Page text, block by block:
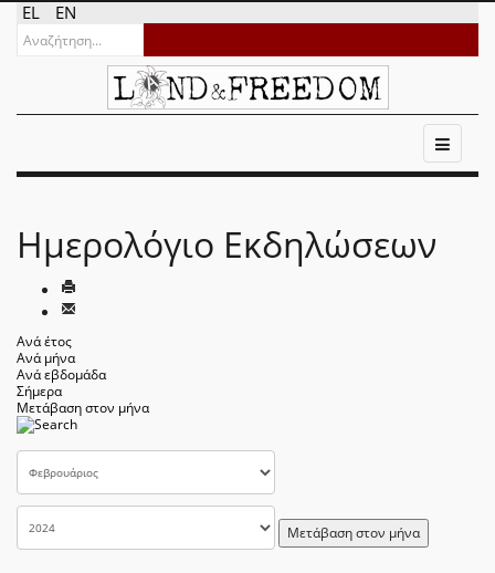
EL EN
Ημερολόγιο Εκδηλώσεων
Ανά έτος
Ανά μήνα
Ανά εβδομάδα
Σήμερα
Μετάβαση στον μήνα
Μετάβαση στον μήνα